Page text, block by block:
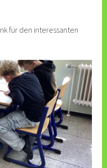
für den interessanten